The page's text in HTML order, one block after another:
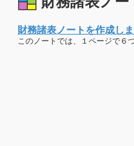
財務諸表ノートを作成し
このノートでは、１ページで６